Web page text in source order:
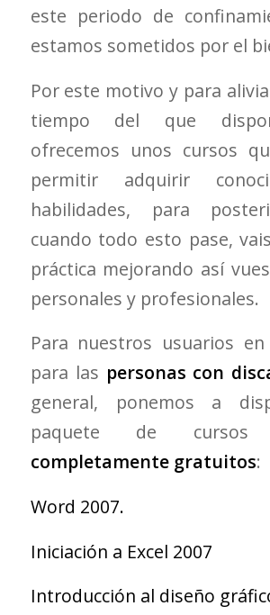
este periodo de
estamos sometidos por el
Por este motivo y para
tiempo del que
ofrecemos unos cursos
permitir adquirir
habilidades, para
cuando todo esto pase,
práctica mejorando así
personales y profesionales.
Para nuestros usuarios
para las personas con
general, ponemos a
paquete de
completamente gratuitos:
Word 2007.
Iniciación a Excel 2007
Introducción al diseño